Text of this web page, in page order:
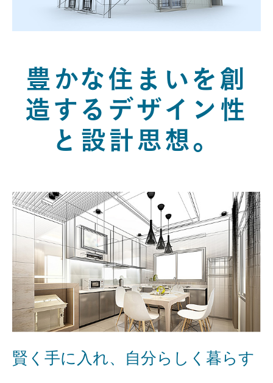
豊かな住まいを創
造するデザイン性
と設計思想。
賢く手に入れ、自分らしく暮らす